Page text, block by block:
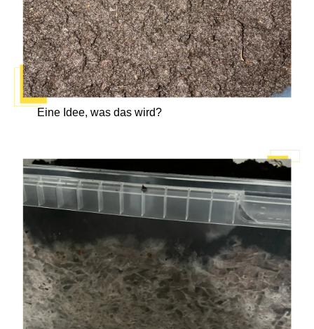
Eine Idee, was das wird?